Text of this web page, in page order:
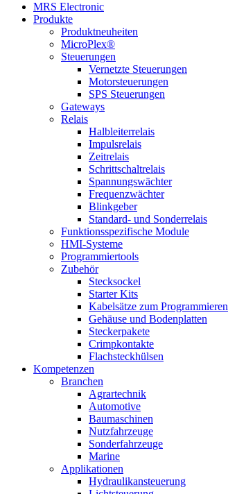
MRS Electronic
Produkte
Produktneuheiten
MicroPlex®
Steuerungen
Vernetzte Steuerungen
Motorsteuerungen
SPS Steuerungen
Gateways
Relais
Halbleiterrelais
Impulsrelais
Zeitrelais
Schrittschaltrelais
Spannungswächter
Frequenzwächter
Blinkgeber
Standard- und Sonderrelais
Funktionsspezifische Module
HMI-Systeme
Programmiertools
Zubehör
Stecksockel
Starter Kits
Kabelsätze zum Programmieren
Gehäuse und Bodenplatten
Steckerpakete
Crimpkontakte
Flachsteckhülsen
Kompetenzen
Branchen
Agrartechnik
Automotive
Baumaschinen
Nutzfahrzeuge
Sonderfahrzeuge
Marine
Applikationen
Hydraulikansteuerung